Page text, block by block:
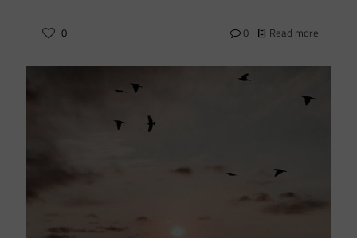
0 0 Read more